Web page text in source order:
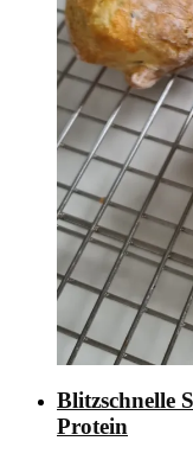
Blitzschnelle
Protein